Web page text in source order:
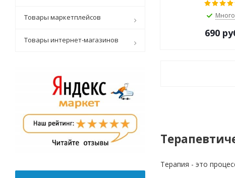
Много
690
Терапия - это
Товары маркетплейсов
Товары интернет-магазинов